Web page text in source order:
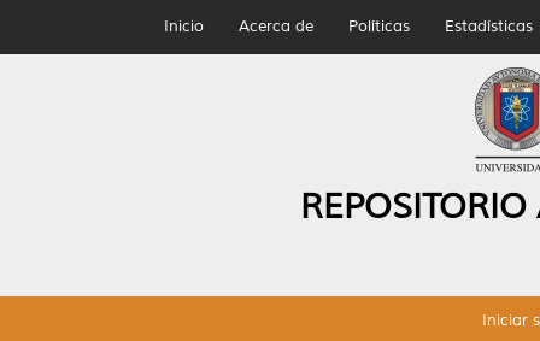
Inicio Acerca de Políticas Estadísticas
Iniciar